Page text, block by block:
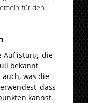
für den
Auflistung, die
bekannt
auch, was die
dass
kannst.